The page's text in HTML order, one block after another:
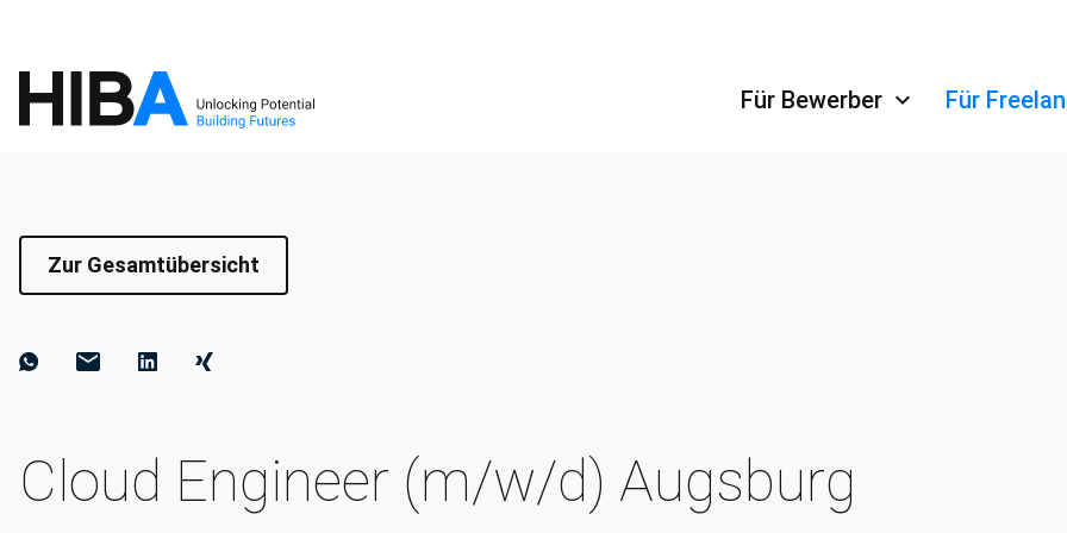
Für Bewerber
Für
Zur Gesamtübersicht
Cloud Engineer (m/w/d) Augsburg